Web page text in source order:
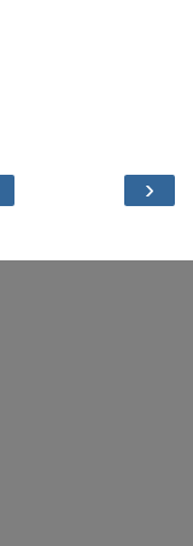
›